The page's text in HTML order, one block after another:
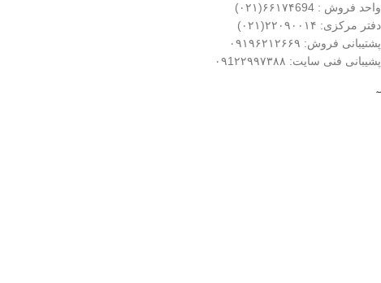
واحد فروش : ۶۶۱۷۴694(۰۲۱)
دفتر مرکزی: ۲۲۰۹۰۰۱۴(۰۲۱)
پشتیبانی فروش: ۰۹۱۹۶۲۱۲۶۶۹
پشیبانی فنی سایت: ۰۹1۲۲۹۹۷۳۸۸